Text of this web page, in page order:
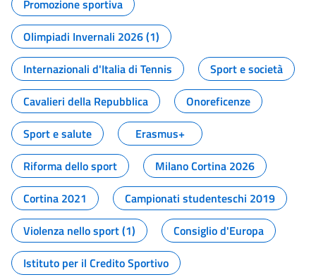
Promozione sportiva
Olimpiadi Invernali 2026 (1)
Internazionali d'Italia di Tennis
Sport e società
Cavalieri della Repubblica
Onoreficenze
Sport e salute
Erasmus+
Riforma dello sport
Milano Cortina 2026
Cortina 2021
Campionati studenteschi 2019
Violenza nello sport (1)
Consiglio d'Europa
Istituto per il Credito Sportivo